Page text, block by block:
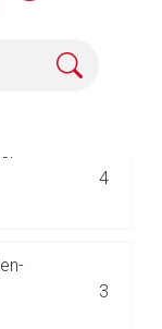
4
3
ggf. andere